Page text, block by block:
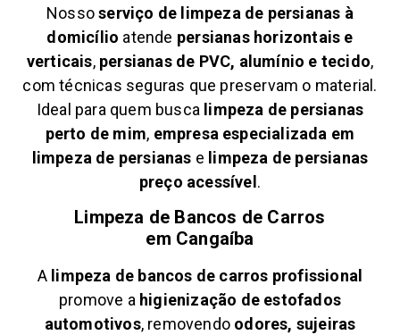
Nossoserviço de limpeza de persianas à
domicílio atende persianas horizontais e
verticais, persianas de PVC, alumínio e tecido,
com técnicas seguras que preservam o material.
Ideal para quem busca limpeza de persianas
perto de mim, empresa especializada em
limpeza de persianas e limpeza de persianas
preço acessível.
Limpeza de Bancos de Carros
em Cangaíba
A limpeza de bancos de carros profissional
promove a higienização de estofados
automotivos, removendo odores, sujeiras